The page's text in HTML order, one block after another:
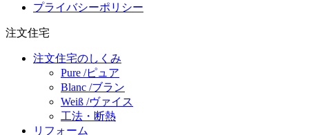
プライバシーポリシー
注文住宅
注文住宅のしくみ
Pure /ピュア
Blanc /ブラン
Weiß /ヴァイス
工法・断熱
リフォーム